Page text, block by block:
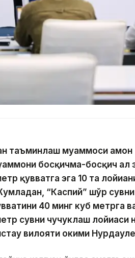
таъминлаш муаммоси ҳамон
босқичма-босқич ҳал
қувватга эга 10 та
“Каспий” шўр сувни
40 минг куб метрга
сувни чучуклаш лойиҳаси
вилояти ҳокими